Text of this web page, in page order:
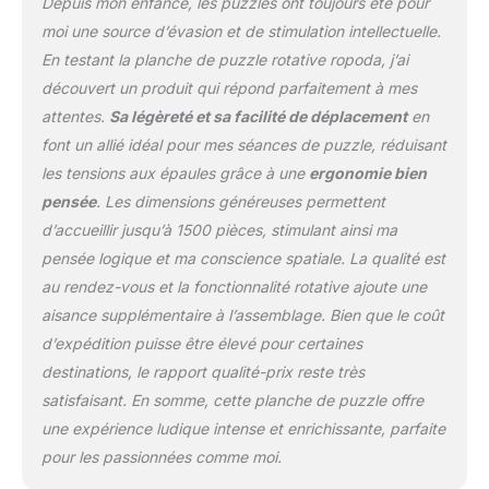
puzzle avec tiroirs est
facile à nettoyer. Tiroirs
de tri et durables : quatre
grands tiroirs coulissants
classer les puzzles par
couleur/section. Ces
tiroirs disposent d'un
séparateur en forme de
croix pour empêcher les
pièces de puzzle de
tomber, même
lorsqu'elles sont
maintenues à un angle.
La planche de puzzle
avec tiroirs rend le
processus de résolution
de puzzle plus efficace et
facile. 1500 pièces : les
moi une source d’évasion et de stimulation intellectuelle.
En testant la planche de puzzle rotative ropoda, j’ai
découvert un produit qui répond parfaitement à mes
attentes. Sa légèreté et sa facilité de déplacementen
font un allié idéal pour mes séances de puzzle, réduisant
les tensions aux épaules grâce à une ergonomie bien
pensée. Les dimensions généreuses permettent
d’accueillir jusqu’à 1500 pièces, stimulant ainsi ma
pensée logique et ma conscience spatiale. La qualité est
au rendez-vous et la fonctionnalité rotative ajoute une
aisance supplémentaire à l’assemblage. Bien que le coût
d’expédition puisse être élevé pour certaines
destinations, le rapport qualité-prix reste très
satisfaisant. En somme, cette planche de puzzle offre
une expérience ludique intense et enrichissante, parfaite
pour les passionnées comme moi.